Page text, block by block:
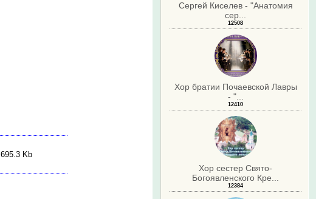
Сергей Киселев - "Анатомия
сер...
12508
Хор братии Почаевской Лавры
- "...
12410
Хор сестер Свято-
Богоявленского Кре...
12384
695.3 Kb